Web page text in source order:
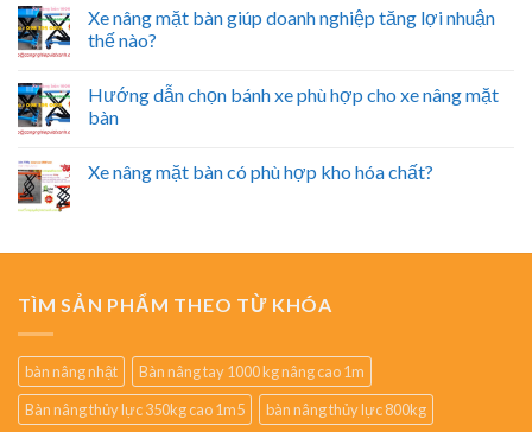
Xe nâng mặt bàn giúp doanh nghiệp tăng lợi nhuận
thế nào?
Hướng dẫn chọn bánh xe phù hợp cho xe nâng mặt
bàn
Xe nâng mặt bàn có phù hợp kho hóa chất?
TÌM SẢN PHẨM THEO TỪ KHÓA
bàn nâng nhật
Bàn nâng tay 1000 kg nâng cao 1m
Bàn nâng thủy lực 350kg cao 1m5
bàn nâng thủy lực 800kg